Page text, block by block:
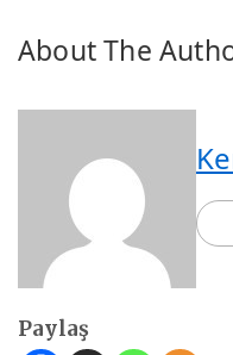
About The
Paylaş